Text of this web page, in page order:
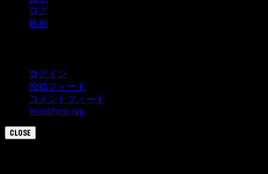
ログ
映画
ログイン
投稿フィード
コメントフィード
WordPress.org
CLOSE